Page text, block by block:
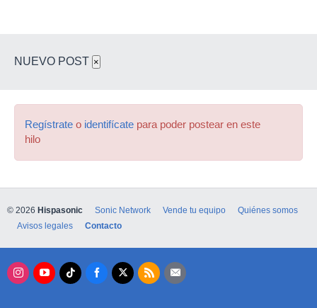
NUEVO POST ×
Regístrate o identifícate para poder postear en este
hilo
© 2026 Hispasonic Sonic Network Vende tu equipo
Quiénes somos
Avisos legales
Contacto